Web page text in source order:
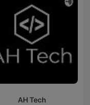
AH Tech